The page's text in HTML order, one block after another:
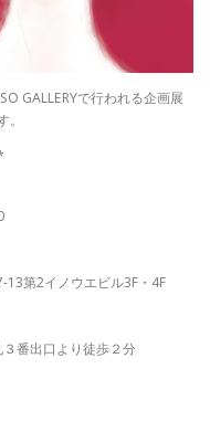
GALLERYで行われる企画展
第2イノウエビル3F・4F
番出口より徒歩２分